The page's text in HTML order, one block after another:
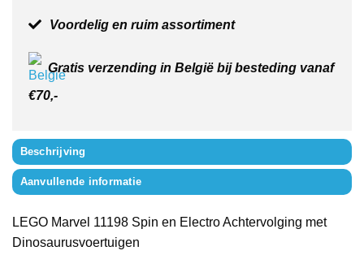
Voordelig en ruim assortiment
Gratis verzending in België bij besteding vanaf
€70,-
Beschrijving
Aanvullende informatie
LEGO Marvel 11198 Spin en Electro Achtervolging met
Dinosaurusvoertuigen